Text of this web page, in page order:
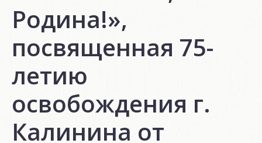
Родина!»,
посвященная 75-
летию
освобождения г.
Калинина от